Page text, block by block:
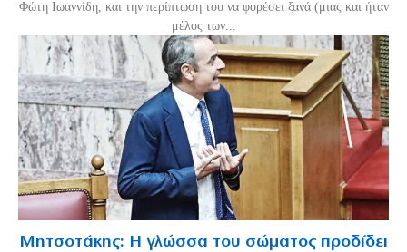
Φώτη Ιωαννίδη, και την περίπτωση του να φορέσει ξανά (μιας και ήταν
μέλος των...
Μητσοτάκης: Η γλώσσα του σώματος προδίδει